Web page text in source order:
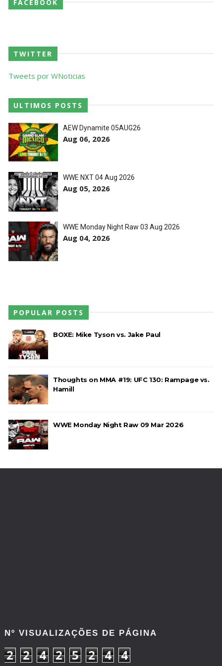
FACEBOOK
TWITTER
Tweets por WNoticias
ULTIMOS POSTS
AEW Dynamite 05AUG26
Aug 06, 2026
WWE NXT 04 Aug 2026
Aug 05, 2026
WWE Monday Night Raw 03 Aug 2026
Aug 04, 2026
POPULAR POSTS
BOXE: Mike Tyson vs. Jake Paul
Thoughts on MMA #19: UFC 130: Rampage vs.
Hamill
WWE Monday Night Raw 09 Mar 2026
Nº VISUALIZAÇÕES DE PÁGINA
2 2 4 2 5 2 4 4